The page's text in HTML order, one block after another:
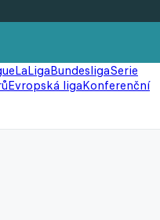
LaLigaBundesligaSerie
Evropská ligaKonferenční